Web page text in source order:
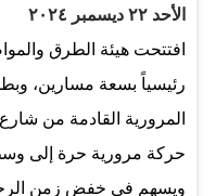
سيتي، ومنطقة مرسى خور
وصولاً إلى المدينة
الجديد سيسهم…
الأحد ٢٢ ديسمبر ٢٠٢٤
افتتحت هيئة الطرق
المرورية القادمة من
حركة مرورية حرة إلى
ويسهم في خفض زمن